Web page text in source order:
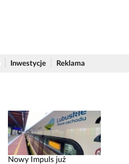
Inwestycje Reklama
Nowy Impuls już